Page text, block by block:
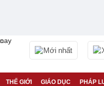
Mới nhất
THẾ GIỚI GIÁO DỤC PHÁP